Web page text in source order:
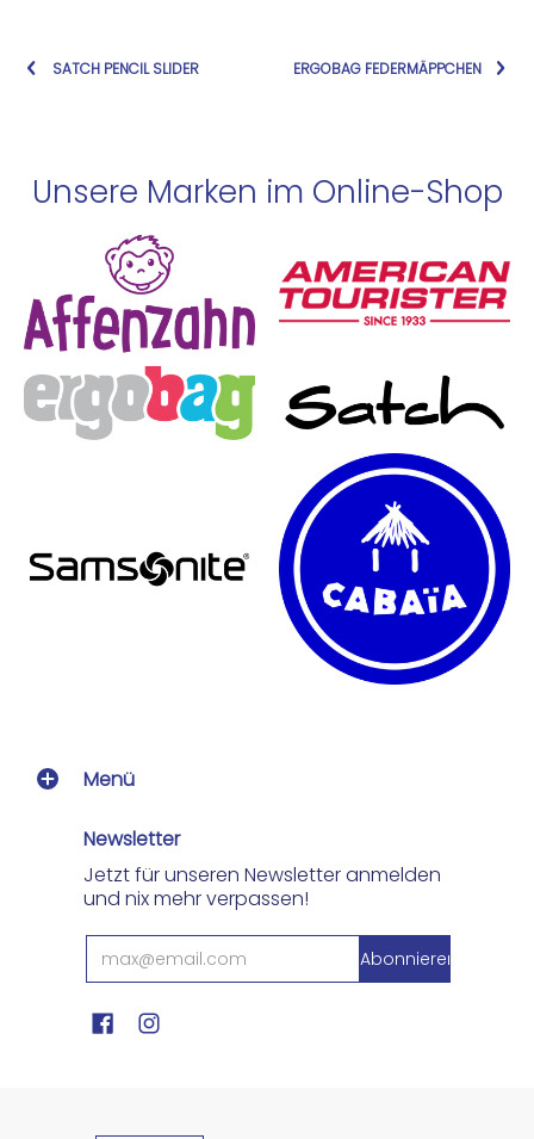
SATCH PENCIL SLIDER ERGOBAG FEDERMÄPPCHEN
Unsere Marken im Online-Shop
Menü
Newsletter
Jetzt für unseren Newsletter anmelden
und nix mehr verpassen!